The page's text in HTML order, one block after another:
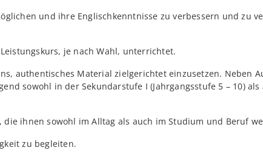
und ihre Englischkenntnisse zu verbessern und zu
je nach Wahl, unterrichtet.
authentisches Material zielgerichtet einzusetzen. Neben
sowohl in der Sekundarstufe I (Jahrgangsstufe 5 – 10) als
ihnen sowohl im Alltag als auch im Studium und Beruf
zu begleiten.